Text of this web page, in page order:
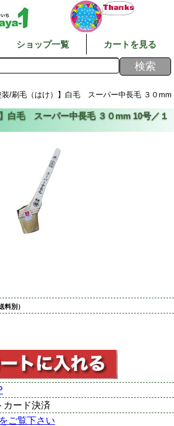
ショップ一覧 カートを見る
装/刷毛（はけ）】白毛 スーパー中長毛 ３０mm
料別）
カード決済
ご覧下さい